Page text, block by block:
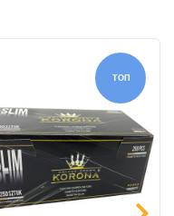
ТОП